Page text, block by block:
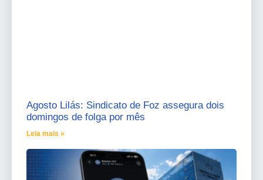
Agosto Lilás: Sindicato de Foz assegura dois
domingos de folga por mês
Leia mais »